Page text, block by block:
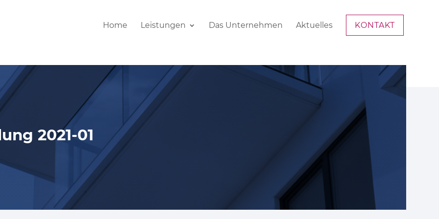
Home Leistungen Das Unternehmen Aktuelles KONTAKT
2021-01